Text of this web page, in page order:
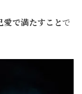
愛で満たすことで